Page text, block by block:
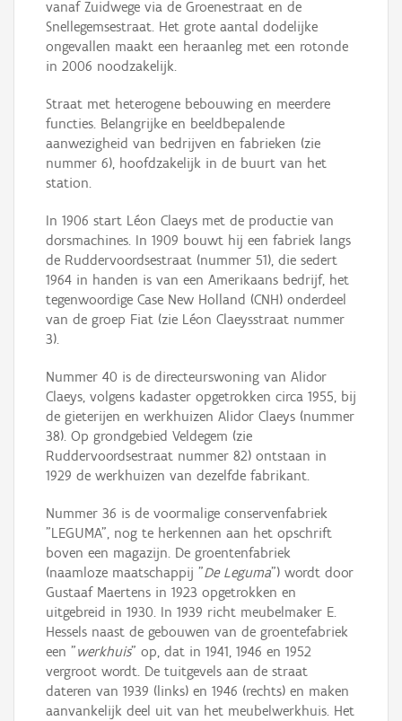
vanaf Zuidwege via de Groenestraat en de
Snellegemsestraat. Het grote aantal dodelijke
ongevallen maakt een heraanleg met een rotonde
in 2006 noodzakelijk.
Straat met heterogene bebouwing en meerdere
functies. Belangrijke en beeldbepalende
aanwezigheid van bedrijven en fabrieken (zie
nummer 6), hoofdzakelijk in de buurt van het
station.
In 1906 start Léon Claeys met de productie van
dorsmachines. In 1909 bouwt hij een fabriek langs
de Ruddervoordsestraat (nummer 51), die sedert
1964 in handen is van een Amerikaans bedrijf, het
tegenwoordige Case New Holland (CNH) onderdeel
van de groep Fiat (zie Léon Claeysstraat nummer
3).
Nummer 40 is de directeurswoning van Alidor
Claeys, volgens kadaster opgetrokken circa 1955, bij
de gieterijen en werkhuizen Alidor Claeys (nummer
38). Op grondgebied Veldegem (zie
Ruddervoordsestraat nummer 82) ontstaan in
1929 de werkhuizen van dezelfde fabrikant.
Nummer 36 is de voormalige conservenfabriek
"LEGUMA", nog te herkennen aan het opschrift
boven een magazijn. De groentenfabriek
(naamloze maatschappij "De Leguma") wordt door
Gustaaf Maertens in 1923 opgetrokken en
uitgebreid in 1930. In 1939 richt meubelmaker E.
Hessels naast de gebouwen van de groentefabriek
een "werkhuis" op, dat in 1941, 1946 en 1952
vergroot wordt. De tuitgevels aan de straat
dateren van 1939 (links) en 1946 (rechts) en maken
aanvankelijk deel uit van het meubelwerkhuis. Het